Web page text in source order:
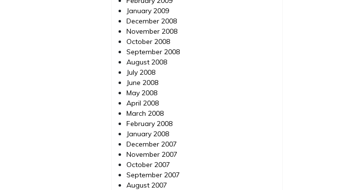
January 2009
December 2008
November 2008
October 2008
September 2008
August 2008
July 2008
June 2008
May 2008
April 2008
March 2008
February 2008
January 2008
December 2007
November 2007
October 2007
September 2007
August 2007